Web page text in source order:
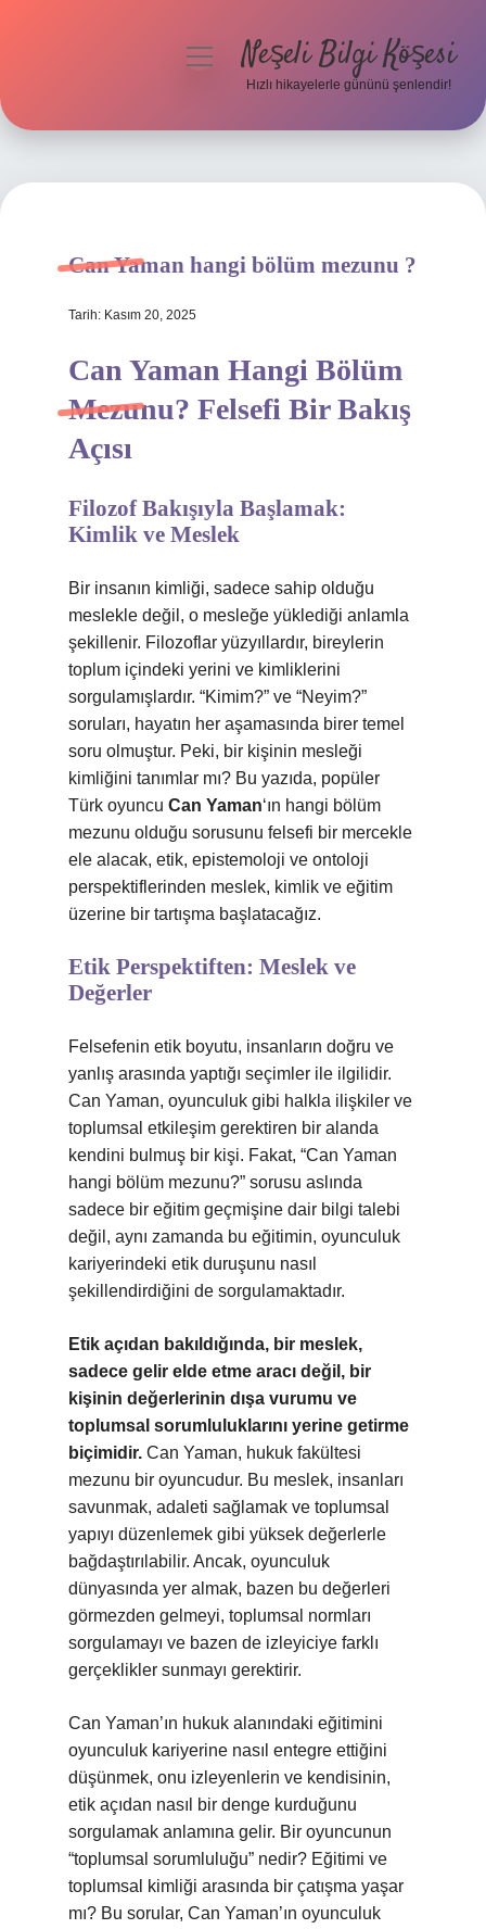
Hakkımızda
menüyüNeşeli Bilgi Köşesi
Hızlı hikayelerle gününü şenlendir!
Can Yaman hangi bölüm mezunu ?
Tarih: Kasım 20, 2025
Can Yaman Hangi Bölüm
Mezunu? Felsefi Bir Bakış
Açısı
Filozof Bakışıyla Başlamak:
Kimlik ve Meslek
Bir insanın kimliği, sadece sahip olduğu
meslekle değil, o mesleğe yüklediği anlamla
şekillenir. Filozoflar yüzyıllardır, bireylerin
toplum içindeki yerini ve kimliklerini
sorgulamışlardır. “Kimim?” ve “Neyim?”
soruları, hayatın her aşamasında birer temel
soru olmuştur. Peki, bir kişinin mesleği
kimliğini tanımlar mı? Bu yazıda, popüler
Türk oyuncu Can Yaman‘ın hangi bölüm
mezunu olduğu sorusunu felsefi bir mercekle
ele alacak, etik, epistemoloji ve ontoloji
perspektiflerinden meslek, kimlik ve eğitim
üzerine bir tartışma başlatacağız.
Etik Perspektiften: Meslek ve
Değerler
Felsefenin etik boyutu, insanların doğru ve
yanlış arasında yaptığı seçimler ile ilgilidir.
Can Yaman, oyunculuk gibi halkla ilişkiler ve
toplumsal etkileşim gerektiren bir alanda
kendini bulmuş bir kişi. Fakat, “Can Yaman
hangi bölüm mezunu?” sorusu aslında
sadece bir eğitim geçmişine dair bilgi talebi
değil, aynı zamanda bu eğitimin, oyunculuk
kariyerindeki etik duruşunu nasıl
şekillendirdiğini de sorgulamaktadır.
Etik açıdan bakıldığında, bir meslek,
sadece gelir elde etme aracı değil, bir
kişinin değerlerinin dışa vurumu ve
toplumsal sorumluluklarını yerine getirme
biçimidir. Can Yaman, hukuk fakültesi
mezunu bir oyuncudur. Bu meslek, insanları
savunmak, adaleti sağlamak ve toplumsal
yapıyı düzenlemek gibi yüksek değerlerle
bağdaştırılabilir. Ancak, oyunculuk
dünyasında yer almak, bazen bu değerleri
görmezden gelmeyi, toplumsal normları
sorgulamayı ve bazen de izleyiciye farklı
gerçeklikler sunmayı gerektirir.
Can Yaman’ın hukuk alanındaki eğitimini
oyunculuk kariyerine nasıl entegre ettiğini
düşünmek, onu izleyenlerin ve kendisinin,
etik açıdan nasıl bir denge kurduğunu
sorgulamak anlamına gelir. Bir oyuncunun
“toplumsal sorumluluğu” nedir? Eğitimi ve
toplumsal kimliği arasında bir çatışma yaşar
mı? Bu sorular, Can Yaman’ın oyunculuk